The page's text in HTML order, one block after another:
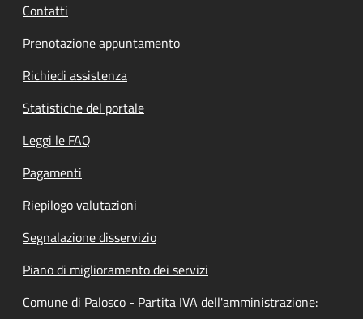
Contatti
Prenotazione appuntamento
Richiedi assistenza
Statistiche del portale
Leggi le FAQ
Pagamenti
Riepilogo valutazioni
Segnalazione disservizio
Piano di miglioramento dei servizi
Comune di Palosco - Partita IVA dell'amministrazione: